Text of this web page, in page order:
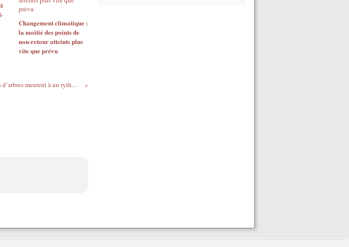
Changement climatique :
la moitié des points de
non-retour atteints plus
vite que prévu
Des millions d’arbres meurent à un rythme alarmant